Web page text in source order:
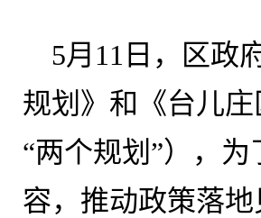
5月11日，区政
规划》和《台儿
“两个规划”），
容，推动政策落